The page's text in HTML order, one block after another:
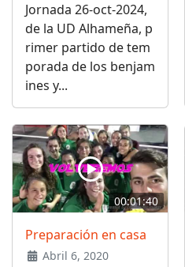
Jornada 26-oct-2024,
de la UD Alhameña, p
rimer partido de tem
porada de los benjam
ines y...
00:01:40
Preparación en casa
Abril 6, 2020